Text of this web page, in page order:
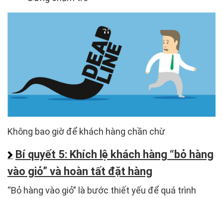
Không bao giờ để khách hàng chần chừ
Bí quyết 5: Khích lệ khách hàng “bỏ hàng
vào giỏ” và hoàn tất đặt hàng
“Bỏ hàng vào giỏ” là bước thiết yếu để quá trình